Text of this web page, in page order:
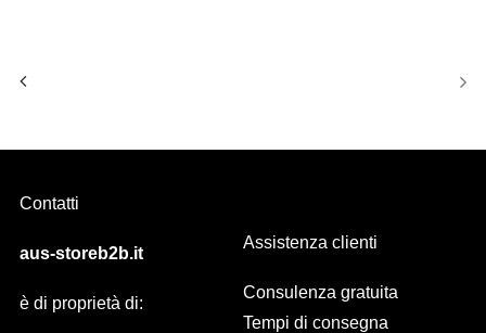
Contatti
aus-storeb2b.it
è di proprietà di:
Assistenza clienti
Consulenza gratuita
Tempi di consegna